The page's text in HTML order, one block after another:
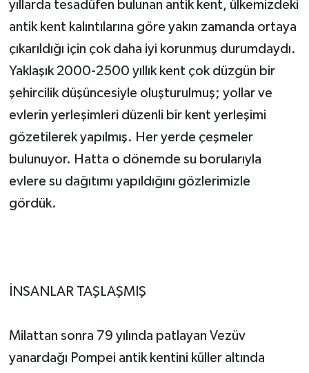
yıllarda tesadüfen bulunan antik kent, ülkemizdeki
antik kent kalıntılarına göre yakın zamanda ortaya
çıkarıldığı için çok daha iyi korunmuş durumdaydı.
Yaklaşık 2000-2500 yıllık kent çok düzgün bir
şehircilik düşüncesiyle oluşturulmuş; yollar ve
evlerin yerleşimleri düzenli bir kent yerleşimi
gözetilerek yapılmış. Her yerde çeşmeler
bulunuyor. Hatta o dönemde su borularıyla
evlere su dağıtımı yapıldığını gözlerimizle
gördük.
İNSANLAR TAŞLAŞMIŞ
Milattan sonra 79 yılında patlayan Vezüv
yanardağı Pompei antik kentini küller altında